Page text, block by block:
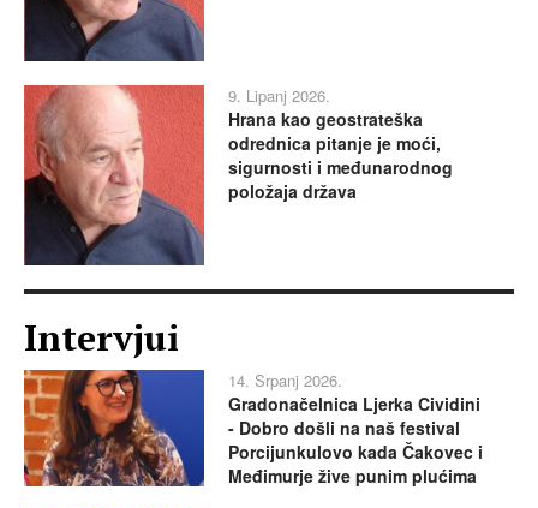
9. Lipanj 2026.
Hrana kao geostrateška
odrednica pitanje je moći,
sigurnosti i međunarodnog
položaja država
Intervjui
14. Srpanj 2026.
Gradonačelnica Ljerka Cividini
- Dobro došli na naš festival
Porcijunkulovo kada Čakovec i
Međimurje žive punim plućima